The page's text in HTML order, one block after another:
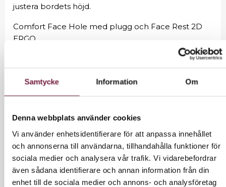
Samtycke Information Om
Denna webbplats använder cookies
Vi använder enhetsidentifierare för att anpassa innehållet
och annonserna till användarna, tillhandahålla funktioner för
sociala medier och analysera vår trafik. Vi vidarebefordrar
även sådana identifierare och annan information från din
enhet till de sociala medier och annons- och analysföretag
justera bordets höjd.
Comfort Face Hole med plugg och Face Rest 2D
ERGO
Exceptionell stabilitet tack vare det extra tredje
Snabb och bekväm höjdjustering med
tryckknappar
En enkel design som möjliggör snabb fällning och
utfällning av bordet
Ultralätt och tålig aluminiumram
Modern design av ben med cirkulärt tvärsnitt med
Fast Lock-systemet
5 års garanti på ramen